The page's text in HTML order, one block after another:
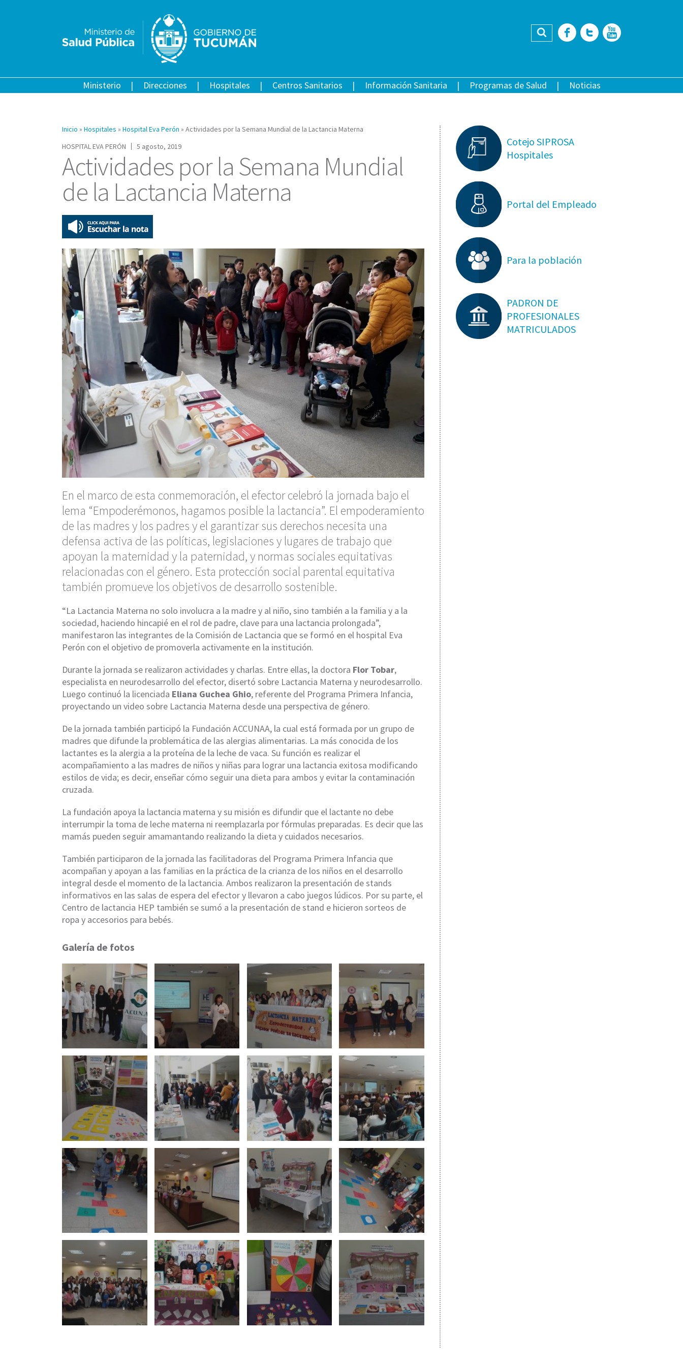
Buscar Facebook
Twitter
Ministerio Direcciones Hospitales Centros Sanitarios Información Sanitaria Programas de Salud Noticias
Inicio » Hospitales » Hospital Eva Perón » Actividades por la Semana Mundial de la Lactancia Materna
HOSPITAL EVA PERÓN
5 agosto, 2019
Actividades por la Semana Mundial
de la Lactancia Materna
En el marco de esta conmemoración, el efector celebró la jornada bajo el
lema “Empoderémonos, hagamos posible la lactancia”. El empoderamiento
de las madres y los padres y el garantizar sus derechos necesita una
defensa activa de las políticas, legislaciones y lugares de trabajo que
apoyan la maternidad y la paternidad, y normas sociales equitativas
relacionadas con el género. Esta protección social parental equitativa
también promueve los objetivos de desarrollo sostenible.
“La Lactancia Materna no solo involucra a la madre y al niño, sino también a la familia y a la
sociedad, haciendo hincapié en el rol de padre, clave para una lactancia prolongada”,
manifestaron las integrantes de la Comisión de Lactancia que se formó en el hospital Eva
Perón con el objetivo de promoverla activamente en la institución.
Durante la jornada se realizaron actividades y charlas. Entre ellas, la doctora Flor Tobar,
especialista en neurodesarrollo del efector, disertó sobre Lactancia Materna y neurodesarrollo.
Luego continuó la licenciada Eliana Guchea Ghio, referente del Programa Primera Infancia,
proyectando un video sobre Lactancia Materna desde una perspectiva de género.
De la jornada también participó la Fundación ACCUNAA, la cual está formada por un grupo de
madres que difunde la problemática de las alergias alimentarias. La más conocida de los
lactantes es la alergia a la proteína de la leche de vaca. Su función es realizar el
acompañamiento a las madres de niños y niñas para lograr una lactancia exitosa modificando
estilos de vida; es decir, enseñar cómo seguir una dieta para ambos y evitar la contaminación
cruzada.
La fundación apoya la lactancia materna y su misión es difundir que el lactante no debe
interrumpir la toma de leche materna ni reemplazarla por fórmulas preparadas. Es decir que las
mamás pueden seguir amamantando realizando la dieta y cuidados necesarios.
También participaron de la jornada las facilitadoras del Programa Primera Infancia que
acompañan y apoyan a las familias en la práctica de la crianza de los niños en el desarrollo
integral desde el momento de la lactancia. Ambos realizaron la presentación de stands
informativos en las salas de espera del efector y llevaron a cabo juegos lúdicos. Por su parte, el
Centro de lactancia HEP también se sumó a la presentación de stand e hicieron sorteos de
ropa y accesorios para bebés.
Galería de fotos
Cotejo SIPROSA
Hospitales
Portal del Empleado
Para la población
PADRON DE
PROFESIONALES
MATRICULADOS